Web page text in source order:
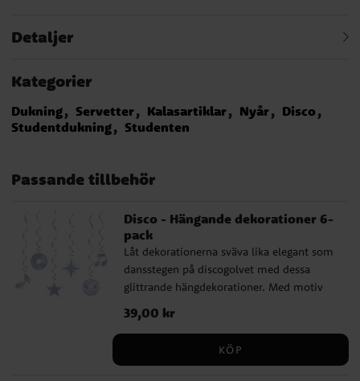
Detaljer
Kategorier
Dukning Servetter Kalasartiklar Nyår
Disco
Studentdukning
Studenten
Passande tillbehör
Disco - Hängande dekorationer 6-
pack
Låt dekorationerna sväva lika elegant som
dansstegen på discogolvet med dessa
glittrande hängdekorationer. Med motiv
som stjärnor, noter, skivor och discokulor i
glänsande folie skapar de en härlig känsla
spiral är 85 cm lång och dekorationerna är
Pris:39,00 kr
39,00 kr
KÖP